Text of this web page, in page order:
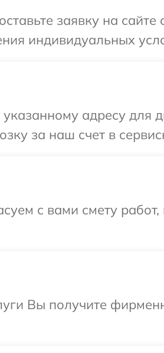
заявку на
индивидуальных
адресу для
за наш счет в
с вами смету
Вы получите